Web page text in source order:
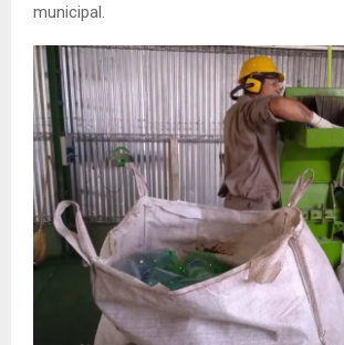
municipal.